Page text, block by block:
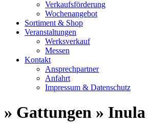
Verkaufsförderung
Wochenangebot
Sortiment & Shop
Veranstaltungen
Werksverkauf
Messen
Kontakt
Ansprechpartner
Anfahrt
Impressum & Datenschutz
» Gattungen » Inula